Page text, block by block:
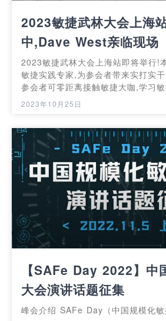
2023敏捷武林大会上海
中,Dave West亲临现场
2023敏捷武林大会上海站即将举行!
敏捷实践专家,为参会者带来实打实干
参会者可零距离接触敏捷大咖,学习敏
2023年10月25日
【SAFe Day 2022】中
大会演讲话题征集
峰会介绍 SAFe Day（中国规模化敏